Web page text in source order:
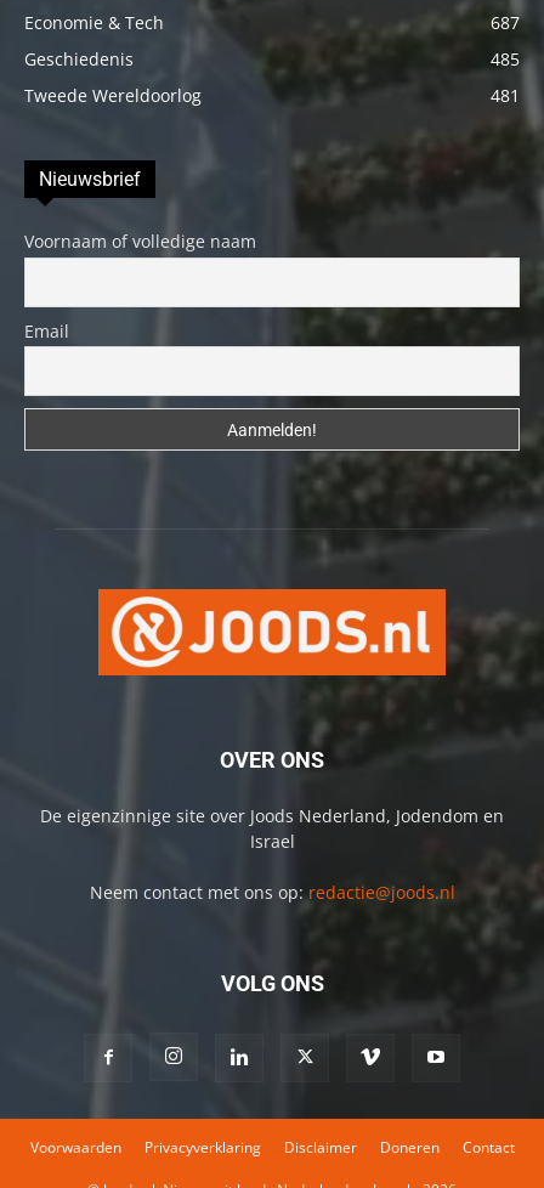
Economie & Tech
687
Geschiedenis
485
Tweede Wereldoorlog
481
Nieuwsbrief
Voornaam of volledige naam
Email
OVER ONS
De eigenzinnige site over Joods Nederland, Jodendom en
Israel
Neem contact met ons op: redactie@joods.nl
VOLG ONS
Voorwaarden Privacyverklaring Disclaimer Doneren Contact